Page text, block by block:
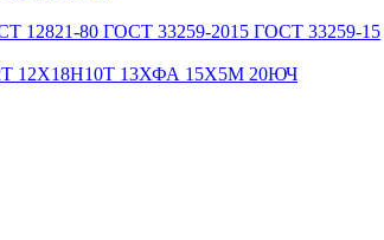
12821-80 ГОСТ 33259-2015 ГОСТ 33259-15
12Х18Н10Т 13ХФА 15Х5М 20ЮЧ